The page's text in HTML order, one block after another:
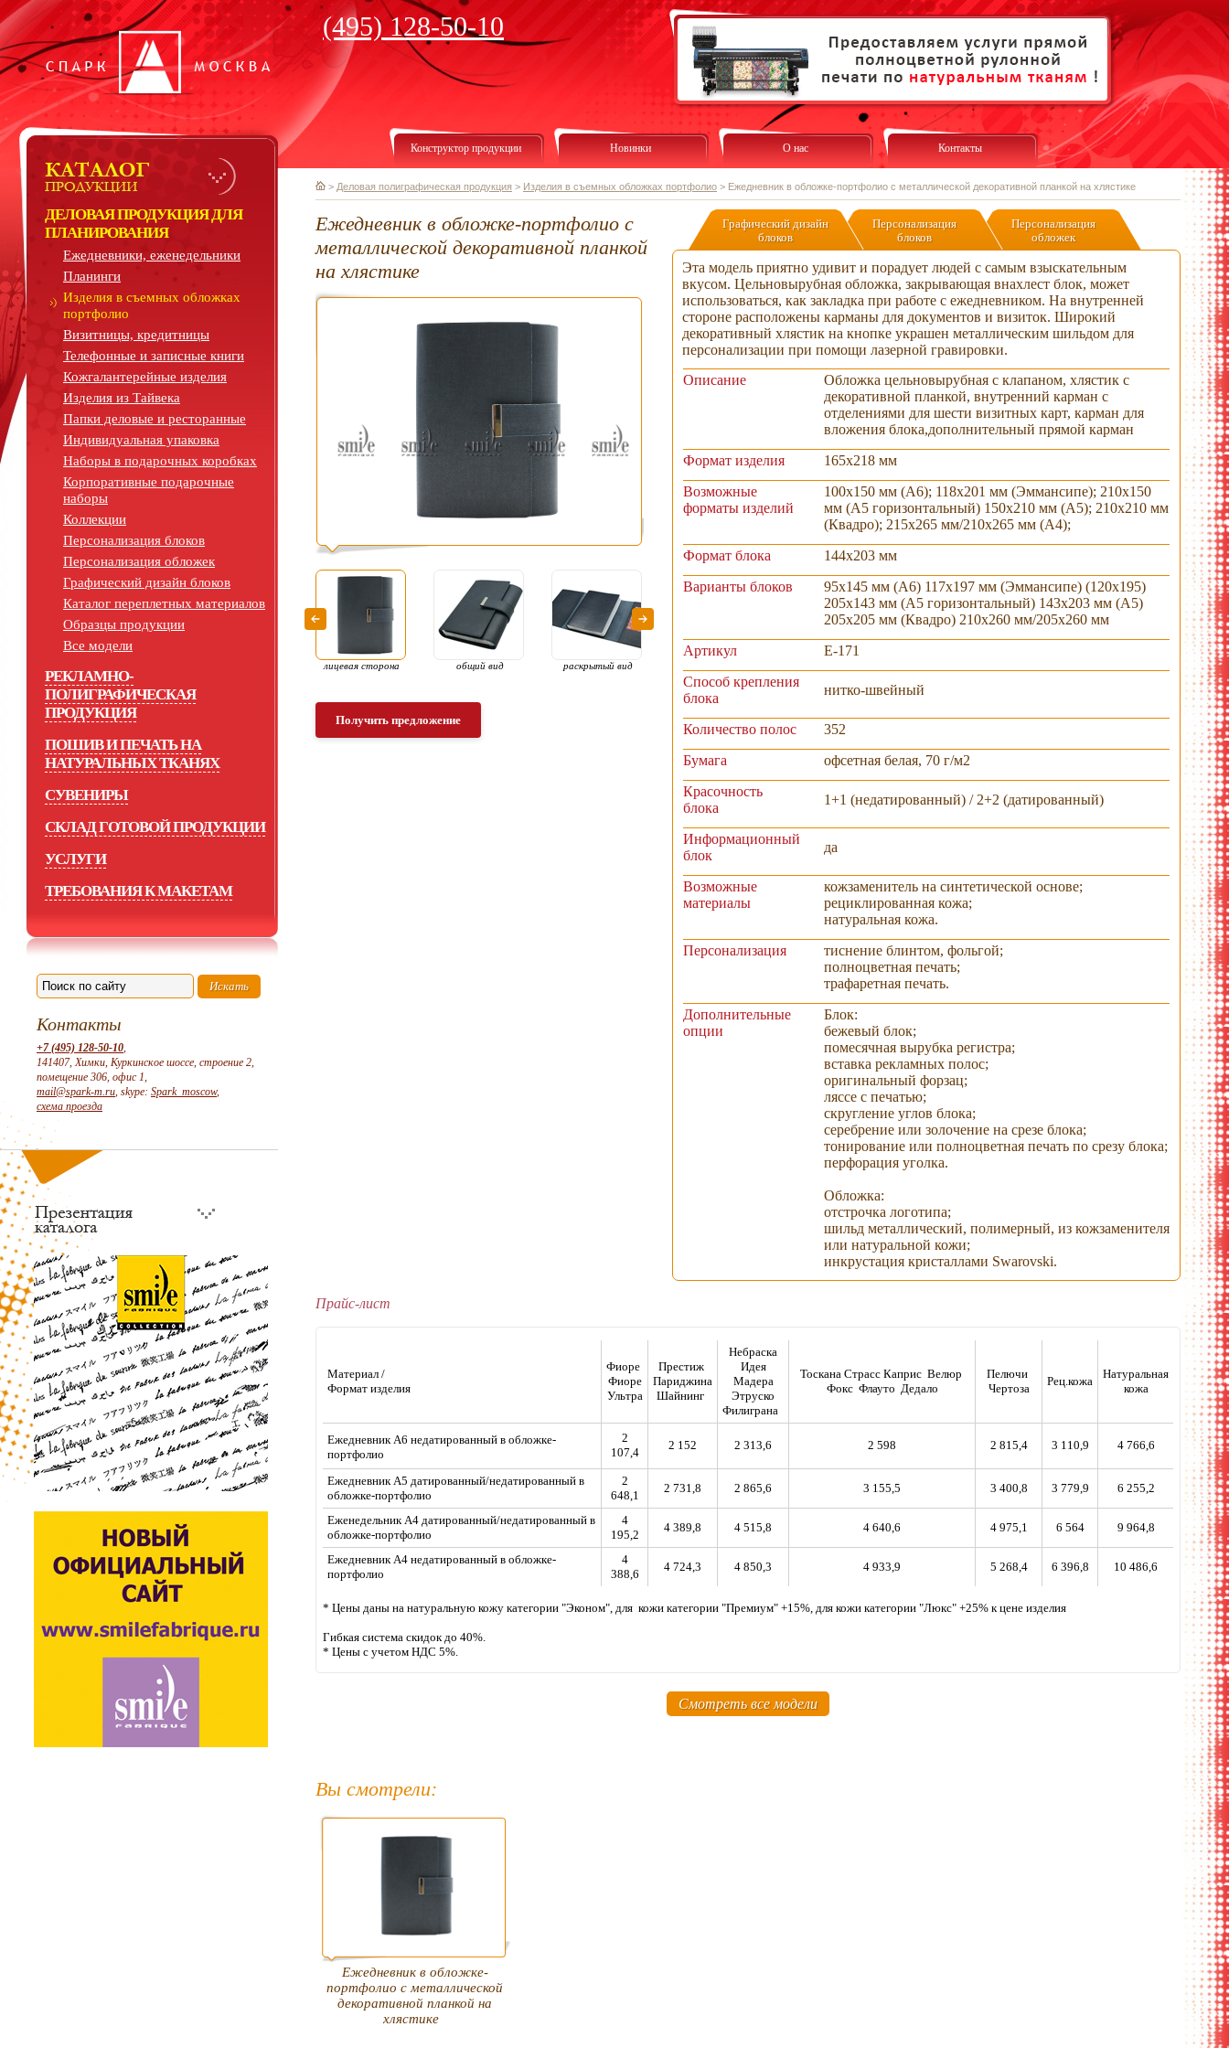
(495) 128-50-10
ДЕЛОВАЯ ПРОДУКЦИЯ ДЛЯ
ПЛАНИРОВАНИЯ
Ежедневники, еженедельники
Планинги
Изделия в съемных обложках
портфолио
Визитницы, кредитницы
Телефонные и записные книги
Кожгалантерейные изделия
Изделия из Тайвека
Папки деловые и ресторанные
Индивидуальная упаковка
Наборы в подарочных коробках
Корпоративные подарочные
наборы
Коллекции
Персонализация блоков
Персонализация обложек
Графический дизайн блоков
Каталог переплетных материалов
Образцы продукции
Все модели
РЕКЛАМНО-
ПОЛИГРАФИЧЕСКАЯ
ПРОДУКЦИЯ
ПОШИВ И ПЕЧАТЬ НА
НАТУРАЛЬНЫХ ТКАНЯХ
СУВЕНИРЫ
СКЛАД ГОТОВОЙ ПРОДУКЦИИ
УСЛУГИ
ТРЕБОВАНИЯ К МАКЕТАМ
Контакты
+7 (495) 128-50-10,
141407, Химки, Куркинское шоссе, строение 2,
помещение 306, офис 1,
mail@spark-m.ru, skype: Spark_moscow,
схема проезда
Конструктор продукции Новинки О нас Контакты
> Деловая полиграфическая продукция > Изделия в съемных обложках портфолио > Ежедневник в обложке-портфолио с металлической декоративной планкой на хлястике
Ежедневник в обложке-портфолио с
металлической декоративной планкой
на хлястике
лицевая сторона общий вид раскрытый вид
планка на хлястике
Получить предложение
Графический дизайн
блоков
Персонализация
блоков
Персонализация
обложек
Эта модель приятно удивит и порадует людей с самым взыскательным
вкусом. Цельновырубная обложка, закрывающая внахлест блок, может
использоваться, как закладка при работе с ежедневником. На внутренней
стороне расположены карманы для документов и визиток. Широкий
декоративный хлястик на кнопке украшен металлическим шильдом для
персонализации при помощи лазерной гравировки.
Описание
Обложка цельновырубная с клапаном, хлястик с
декоративной планкой, внутренний карман с
отделениями для шести визитных карт, карман для
вложения блока,дополнительный прямой карман
Формат изделия
165х218 мм
Возможные
форматы изделий
100х150 мм (А6); 118х201 мм (Эммансипе); 210х150
мм (А5 горизонтальный) 150х210 мм (А5); 210х210 мм
(Квадро); 215х265 мм/210х265 мм (А4);
Формат блока
144х203 мм
Варианты блоков
95х145 мм (А6) 117х197 мм (Эммансипе) (120х195)
205х143 мм (А5 горизонтальный) 143х203 мм (А5)
205х205 мм (Квадро) 210х260 мм/205х260 мм
Артикул
E-171
Способ крепления
блока
нитко-швейный
Количество полос
352
Бумага
офсетная белая, 70 г/м2
Красочность
блока
1+1 (недатированный) / 2+2 (датированный)
Информационный
блок
да
Возможные
материалы
кожзаменитель на синтетической основе;
рециклированная кожа;
натуральная кожа.
Персонализация
тиснение блинтом, фольгой;
полноцветная печать;
трафаретная печать.
Дополнительные
опции
Блок:
бежевый блок;
помесячная вырубка регистра;
вставка рекламных полос;
оригинальный форзац;
ляссе с печатью;
скругление углов блока;
серебрение или золочение на срезе блока;
тонирование или полноцветная печать по срезу блока;
перфорация уголка.
Обложка:
отстрочка логотипа;
шильд металлический, полимерный, из кожзаменителя
или натуральной кожи;
инкрустация кристаллами Swarovski.
Прайс-лист
Материал /
Формат изделия
Фиоре
Фиоре
Ультра
Престиж
Париджина
Шайнинг
Небраска
Идея
Мадера
Этруско
Филиграна
Тоскана Страсс Каприс Велюр
Фокс Флауто Дедало
Пелючи
Чертоза
Рец.кожа
Натуральная
кожа
Ежедневник А6 недатированный в обложке-
портфолио
2
107,4
2 152 2 313,6 2 598 2 815,4 3 110,9 4 766,6
Ежедневник А5 датированный/недатированный в
обложке-портфолио
2
648,1
2 731,8 2 865,6 3 155,5 3 400,8 3 779,9 6 255,2
Еженедельник А4 датированный/недатированный в
обложке-портфолио
4
195,2
4 389,8 4 515,8 4 640,6 4 975,1 6 564 9 964,8
Ежедневник А4 недатированный в обложке-
портфолио
4
388,6
4 724,3 4 850,3 4 933,9 5 268,4 6 396,8 10 486,6
* Цены даны на натуральную кожу категории "Эконом", для кожи категории "Премиум" +15%, для кожи категории "Люкс" +25% к цене изделия
Гибкая система скидок до 40%.
* Цены с учетом НДС 5%.
Смотреть все модели
Вы смотрели:
Ежедневник в обложке-
портфолио с металлической
декоративной планкой на
хлястике